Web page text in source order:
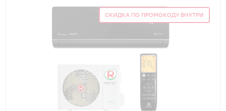
СКИДКА ПО ПРОМОКОДУ ВНУТРИ